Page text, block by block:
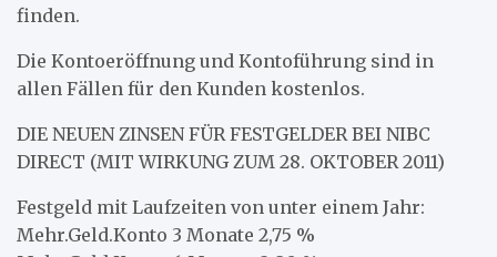
finden.
Die Kontoeröffnung und Kontoführung sind in
allen Fällen für den Kunden kostenlos.
DIE NEUEN ZINSEN FÜR FESTGELDER BEI NIBC
DIRECT (MIT WIRKUNG ZUM 28. OKTOBER 2011)
Festgeld mit Laufzeiten von unter einem Jahr:
Mehr.Geld.Konto 3 Monate 2,75 %